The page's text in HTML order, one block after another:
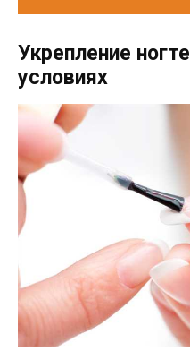
Укрепление
условиях